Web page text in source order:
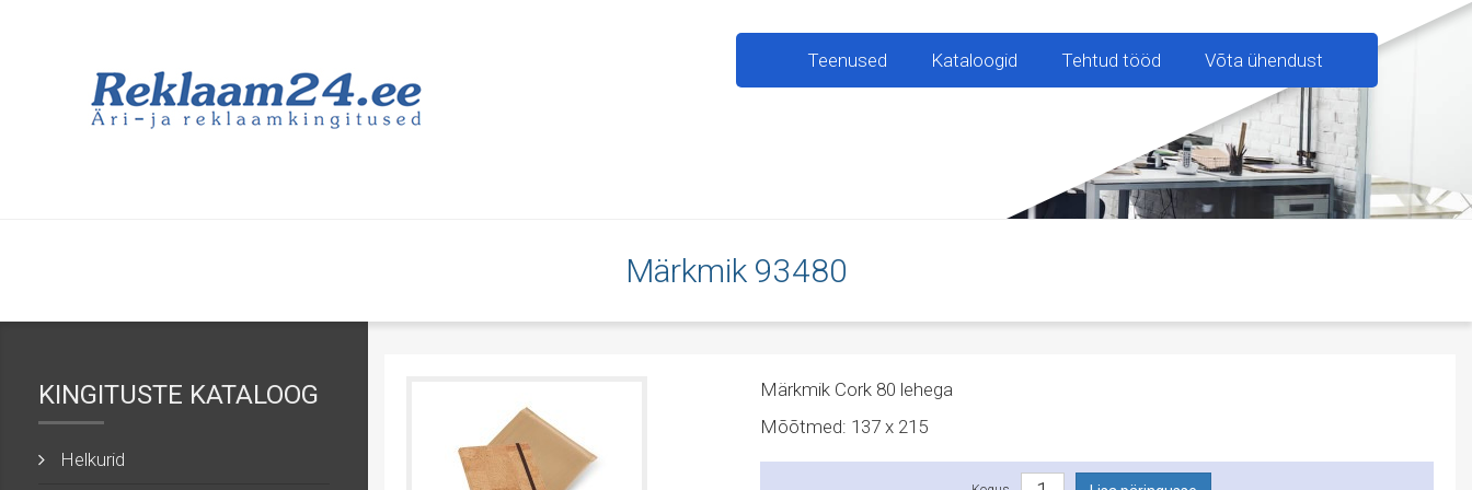
Teenused Kataloogid Tehtud tööd Võta ühendust
Märkmik 93480
KINGITUSTE KATALOOG
Helkurid
Märkmik Cork 80 lehega
Mõõtmed: 137 x 215